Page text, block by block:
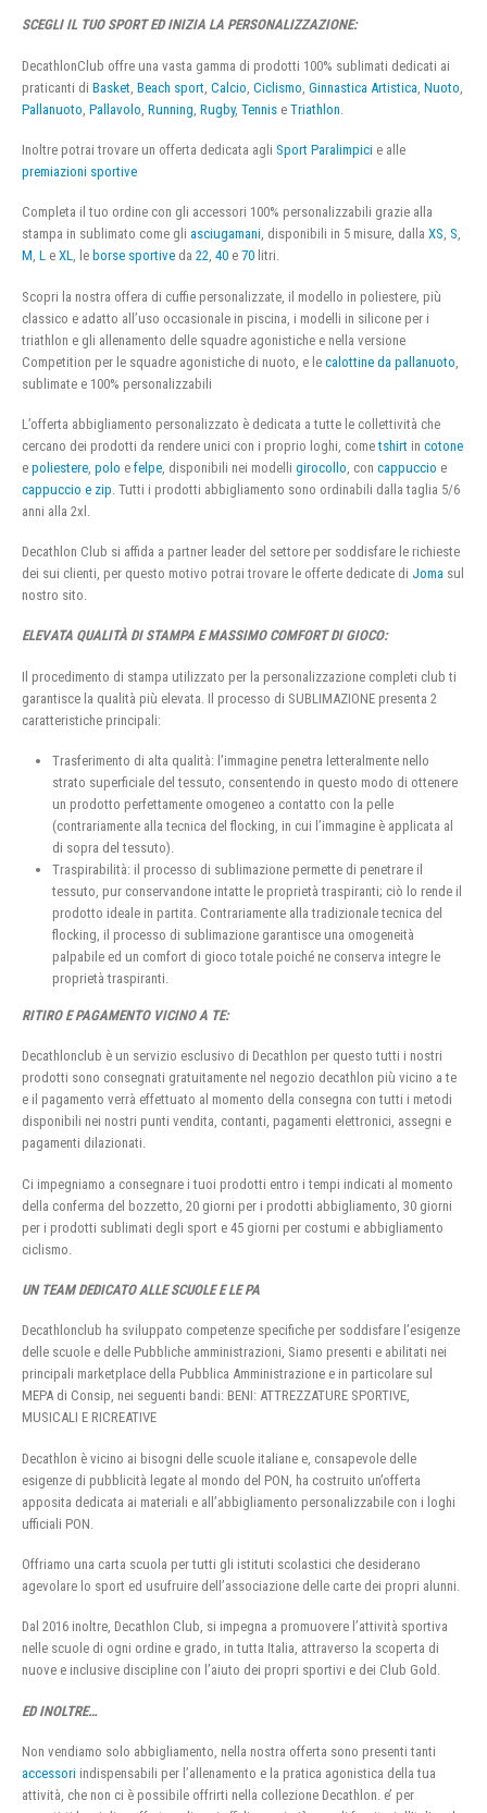
SCEGLI IL TUO SPORT ED INIZIA LA PERSONALIZZAZIONE:
DecathlonClub offre una vasta gamma di prodotti 100% sublimati dedicati ai
praticanti di Basket Beach sport Calcio Ciclismo Ginnastica Artistica Nuoto
Pallanuoto Pallavolo Running Rugby, Tennis e Triathlon
Inoltre potrai trovare un offerta dedicata agli Sport Paralimpici e alle
premiazioni sportive
Completa il tuo ordine con gli accessori 100% personalizzabili grazie alla
stampa in sublimato come gli asciugamani, disponibili in 5 misure, dalla XS, S,
M, L e XL, le borse sportive da 22, 40 e 70 litri.
Scopri la nostra offera di cuffie personalizzate, il modello in poliestere, più
classico e adatto all’uso occasionale in piscina, i modelli in silicone per i
triathlon e gli allenamento delle squadre agonistiche e nella versione
Competition per le squadre agonistiche di nuoto, e le calottine da pallanuoto
sublimate e 100% personalizzabili
L’offerta abbigliamento personalizzato è dedicata a tutte le collettività che
cercano dei prodotti da rendere unici con i proprio loghi, cometshirt in cotone
e poliestere polo e felpe , disponibili nei modelli girocollo , con cappuccio e
cappuccio e zip . Tutti i prodotti abbigliamento sono ordinabili dalla taglia 5/6
anni alla 2xl.
Decathlon Club si affida a partner leader del settore per soddisfare le richieste
dei sui clienti, per questo motivo potrai trovare le offerte dedicate di Joma sul
nostro sito.
ELEVATA QUALITÀ DI STAMPA E MASSIMO COMFORT DI GIOCO:
Il procedimento di stampa utilizzato per la personalizzazione completi club ti
garantisce la qualità più elevata. Il processo di SUBLIMAZIONE presenta 2
caratteristiche principali:
Trasferimento di alta qualità: l’immagine penetra letteralmente nello
strato superficiale del tessuto, consentendo in questo modo di ottenere
un prodotto perfettamente omogeneo a contatto con la pelle
(contrariamente alla tecnica del flocking, in cui l’immagine è applicata al
di sopra del tessuto).
Traspirabilità: il processo di sublimazione permette di penetrare il
tessuto, pur conservandone intatte le proprietà traspiranti; ciò lo rende il
prodotto ideale in partita. Contrariamente alla tradizionale tecnica del
flocking, il processo di sublimazione garantisce una omogeneità
palpabile ed un comfort di gioco totale poiché ne conserva integre le
proprietà traspiranti.
RITIRO E PAGAMENTO VICINO A TE:
Decathlonclub è un servizio esclusivo di Decathlon per questo tutti i nostri
prodotti sono consegnati gratuitamente nel negozio decathlon più vicino a te
e il pagamento verrà effettuato al momento della consegna con tutti i metodi
disponibili nei nostri punti vendita, contanti, pagamenti elettronici, assegni e
pagamenti dilazionati.
Ci impegniamo a consegnare i tuoi prodotti entro i tempi indicati al momento
della conferma del bozzetto, 20 giorni per i prodotti abbigliamento, 30 giorni
per i prodotti sublimati degli sport e 45 giorni per costumi e abbigliamento
ciclismo.
UN TEAM DEDICATO ALLE SCUOLE E LE PA
Decathlonclub ha sviluppato competenze specifiche per soddisfare l’esigenze
delle scuole e delle Pubbliche amministrazioni, Siamo presenti e abilitati nei
principali marketplace della Pubblica Amministrazione e in particolare sul
MEPA di Consip, nei seguenti bandi: BENI: ATTREZZATURE SPORTIVE,
MUSICALI E RICREATIVE
Decathlon è vicino ai bisogni delle scuole italiane e, consapevole delle
esigenze di pubblicità legate al mondo del PON, ha costruito un’offerta
apposita dedicata ai materiali e all’abbigliamento personalizzabile con i loghi
ufficiali PON.
Offriamo una carta scuola per tutti gli istituti scolastici che desiderano
agevolare lo sport ed usufruire dell’associazione delle carte dei propri alunni.
Dal 2016 inoltre, Decathlon Club, si impegna a promuovere l’attività sportiva
nelle scuole di ogni ordine e grado, in tutta Italia, attraverso la scoperta di
nuove e inclusive discipline con l’aiuto dei propri sportivi e dei Club Gold.
ED INOLTRE…
Non vendiamo solo abbigliamento, nella nostra offerta sono presenti tanti
accessori indispensabili per l’allenamento e la pratica agonistica della tua
attività, che non ci è possibile offrirti nella collezione Decathlon. e’ per